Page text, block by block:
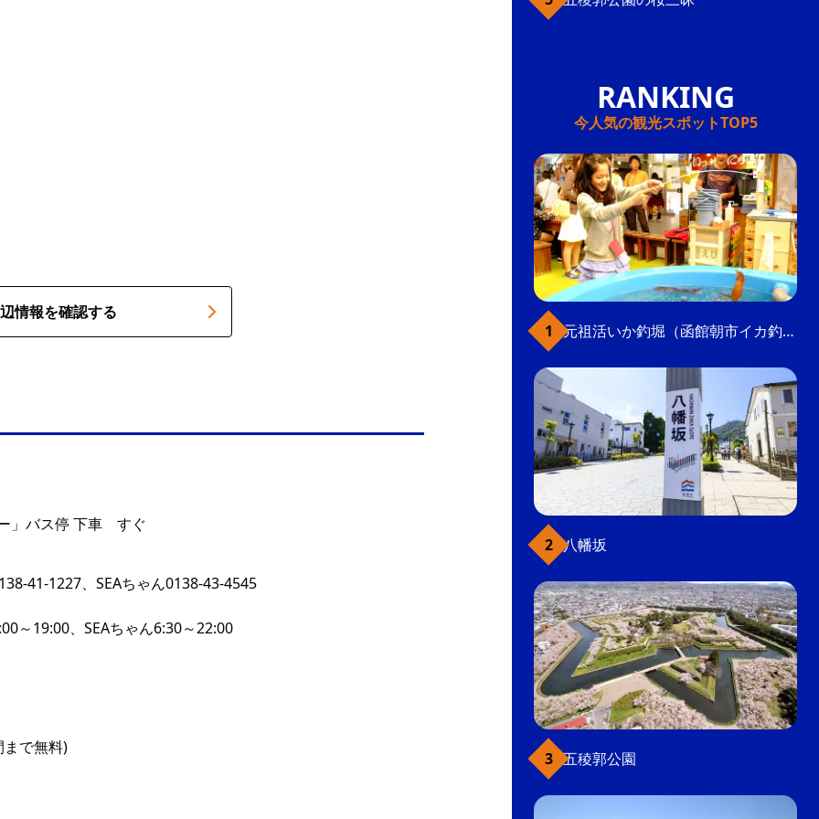
情報を確認する
」バス停 下車 すぐ
41-1227、SEAちゃん0138-43-4545
～19:00、SEAちゃん6:30～22:00
で無料)
今人気の観光スポットTOP5
元祖活いか釣堀（函館朝市イカ釣り体験）
八幡坂
五稜郭公園